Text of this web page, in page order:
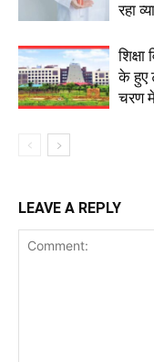
रहा
के हुए
चरण
LEAVE A REPLY